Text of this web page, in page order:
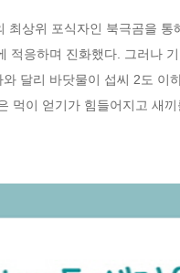
최상위 포식자인 북극곰을
적응하며 진화했다. 그러나
달리 바닷물이 섭씨 2도
먹이 얻기가 힘들어지고 새